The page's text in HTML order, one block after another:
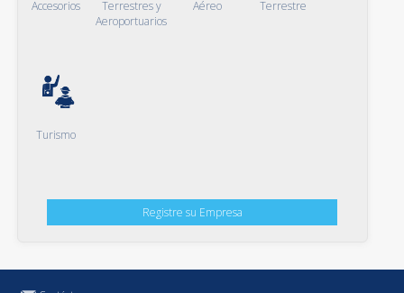
Accesorios
Terrestres y
Aeroportuarios
Aéreo
Terrestre
Turismo
Registre su Empresa